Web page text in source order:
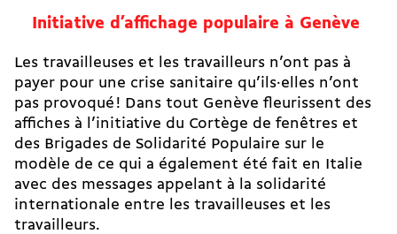
Initiative d’affichage populaire à Genève
Les travailleuses et les travailleurs n’ont pas à
payer pour une crise sanitaire qu’ils·elles n’ont
pas provoqué ! Dans tout Genève fleurissent des
affiches à l’initiative du Cortège de fenêtres et
des Brigades de Solidarité Populaire sur le
modèle de ce qui a également été fait en Italie
avec des messages appelant à la solidarité
internationale entre les travailleuses et les
travailleurs.